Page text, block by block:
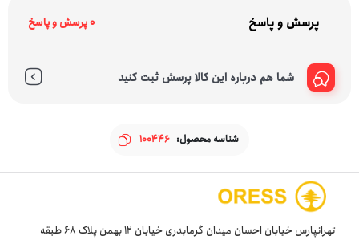
پرسش و پاسخ 0 پرسش و پاسخ
شما هم درباره این کالا پرسش ثبت کنید
شناسه محصول: 100446
تهرانپارس خیابان احسان میدان گرمابدری خیابان 12 بهمن پلاک 68 طبقه